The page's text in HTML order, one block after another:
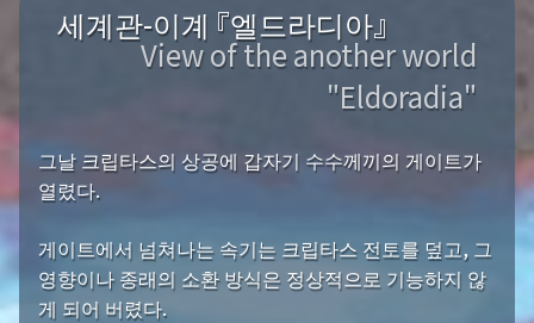
세계관-이계 『엘드라디아』
View of the another world
"Eldoradia"
그날 크립타스의 상공에 갑자기 수수께끼의 게이트가
열렸다.
게이트에서 넘쳐나는 속기는 크립타스 전토를 덮고, 그
영향이나 종래의 소환 방식은 정상적으로 기능하지 않
게 되어 버렸다.